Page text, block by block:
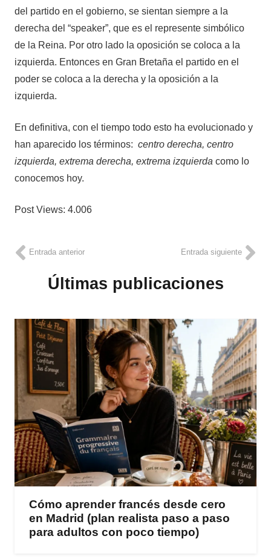
del partido en el gobierno, se sientan siempre a la
derecha del “speaker”, que es el represente simbólico
de la Reina. Por otro lado la oposición se coloca a la
izquierda. Entonces en Gran Bretaña el partido en el
poder se coloca a la derecha y la oposición a la
izquierda.
En definitiva, con el tiempo todo esto ha evolucionado y
han aparecido los términos: centro derecha, centro
izquierda, extrema derecha, extrema izquierda como lo
conocemos hoy.
Post Views: 4.006
Entrada anterior Entrada siguiente
Últimas publicaciones
Cómo aprender francés desde cero
en Madrid (plan realista paso a paso
para adultos con poco tiempo)